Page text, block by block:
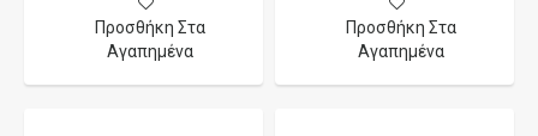
Προσθήκη Στα
Αγαπημένα
Προσθήκη Στα
Αγαπημένα